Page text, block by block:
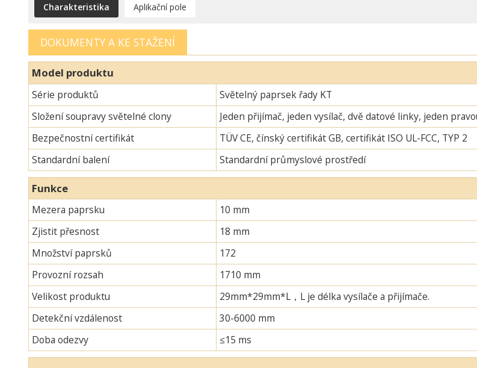
Charakteristika Aplikační pole
DOKUMENTY A KE STAŽENÍ
Model produktu
Série produktů
Světelný paprsek řady KT
Složení soupravy světelné clony
Jeden přijímač, jeden vysílač, dvě datové linky, jeden
Bezpečnostní certifikát
TÜV CE, čínský certifikát GB, certifikát ISO UL-FCC, TYP 2
Standardní balení
Standardní průmyslové prostředí
Funkce
Mezera paprsku
10 mm
Zjistit přesnost
18 mm
Množství paprsků
172
Provozní rozsah
1710 mm
Velikost produktu
29mm*29mm*L，L je délka vysílače a přijímače.
Detekční vzdálenost
30-6000 mm
Doba odezvy
≤15 ms